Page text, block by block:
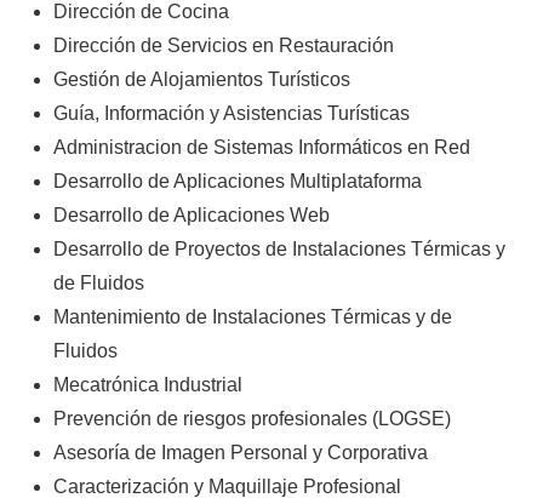
Dirección de Cocina
Dirección de Servicios en Restauración
Gestión de Alojamientos Turísticos
Guía, Información y Asistencias Turísticas
Administracion de Sistemas Informáticos en Red
Desarrollo de Aplicaciones Multiplataforma
Desarrollo de Aplicaciones Web
Desarrollo de Proyectos de Instalaciones Térmicas y
de Fluidos
Mantenimiento de Instalaciones Térmicas y de
Fluidos
Mecatrónica Industrial
Prevención de riesgos profesionales (LOGSE)
Asesoría de Imagen Personal y Corporativa
Caracterización y Maquillaje Profesional